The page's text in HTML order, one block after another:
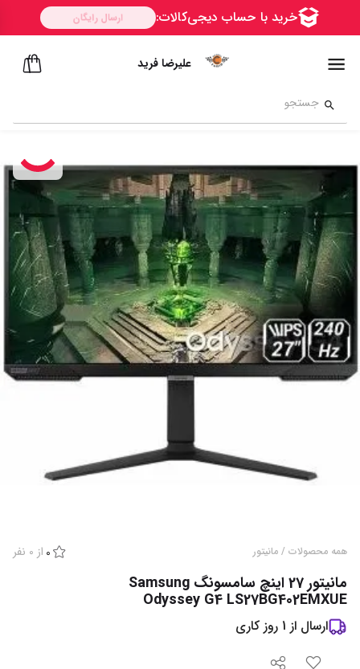
علیرضا فرید
همه محصولات / مانیتور 0 از 0 نفر
مانیتور 27 اینچ سامسونگ Samsung
Odyssey G4 LS27BG402EMXUE
ارسال از 1 روز کاری